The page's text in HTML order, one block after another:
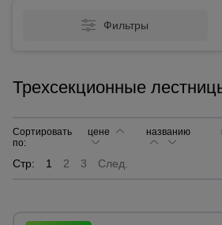
Фильтры
Трехсекционные
Сортировать
по:
цене названию
Стр: 1 2 3 След.